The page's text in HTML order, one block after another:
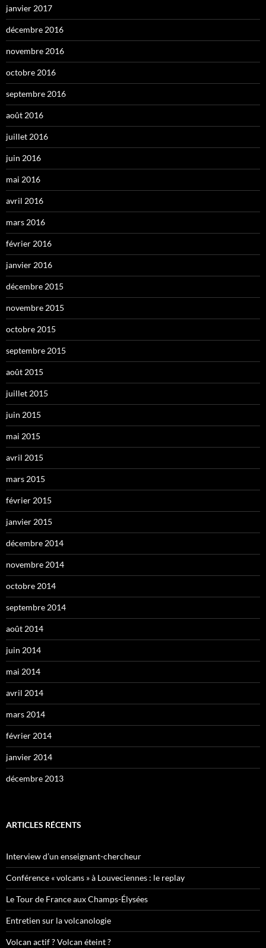
janvier 2017
décembre 2016
novembre 2016
octobre 2016
septembre 2016
août 2016
juillet 2016
juin 2016
mai 2016
avril 2016
mars 2016
février 2016
janvier 2016
décembre 2015
novembre 2015
octobre 2015
septembre 2015
août 2015
juillet 2015
juin 2015
mai 2015
avril 2015
mars 2015
février 2015
janvier 2015
décembre 2014
novembre 2014
octobre 2014
septembre 2014
août 2014
juin 2014
mai 2014
avril 2014
mars 2014
février 2014
janvier 2014
décembre 2013
ARTICLES RÉCENTS
Interview d’un enseignant-chercheur
Conférence « volcans » à Louveciennes : le replay
Le Tour de France aux Champs-Élysées
Entretien sur la volcanologie
Volcan actif ? Volcan éteint ?